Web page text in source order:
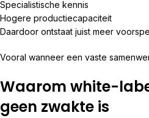
Specialistische kennis
Hogere productiecapaciteit
Daardoor ontstaat juist meer
Vooral wanneer een vaste
Waarom white-
geen zwakte is